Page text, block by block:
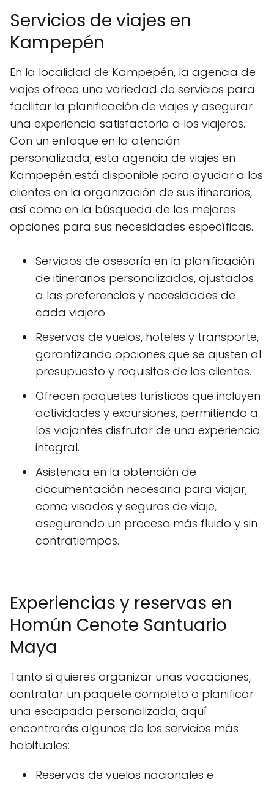
Servicios de viajes en
Kampepén
En la localidad de Kampepén, la agencia de
viajes ofrece una variedad de servicios para
facilitar la planificación de viajes y asegurar
una experiencia satisfactoria a los viajeros.
Con un enfoque en la atención
personalizada, esta agencia de viajes en
Kampepén está disponible para ayudar a los
clientes en la organización de sus itinerarios,
así como en la búsqueda de las mejores
opciones para sus necesidades específicas.
Servicios de asesoría en la planificación
de itinerarios personalizados, ajustados
a las preferencias y necesidades de
cada viajero.
Reservas de vuelos, hoteles y transporte,
garantizando opciones que se ajusten al
presupuesto y requisitos de los clientes.
Ofrecen paquetes turísticos que incluyen
actividades y excursiones, permitiendo a
los viajantes disfrutar de una experiencia
integral.
Asistencia en la obtención de
documentación necesaria para viajar,
como visados y seguros de viaje,
asegurando un proceso más fluido y sin
contratiempos.
Experiencias y reservas en
Homún Cenote Santuario
Maya
Tanto si quieres organizar unas vacaciones,
contratar un paquete completo o planificar
una escapada personalizada, aquí
encontrarás algunos de los servicios más
habituales:
Reservas de vuelos nacionales e